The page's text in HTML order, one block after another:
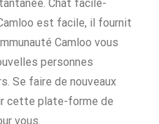
Chat facile-
est facile, il fournit
Camloo vous
personnes
Se faire de nouveaux
cette plate-forme de
vous.